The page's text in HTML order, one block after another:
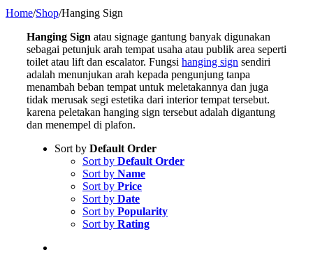
Home/Shop/Hanging Sign
Hanging Sign atau signage gantung banyak digunakan
sebagai petunjuk arah tempat usaha atau publik area seperti
toilet atau lift dan escalator. Fungsi hanging sign sendiri
adalah menunjukan arah kepada pengunjung tanpa
menambah beban tempat untuk meletakannya dan juga
tidak merusak segi estetika dari interior tempat tersebut.
karena peletakan hanging sign tersebut adalah digantung
dan menempel di plafon.
Sort by Default Order
Sort by Default Order
Sort by Name
Sort by Price
Sort by Date
Sort by Popularity
Sort by Rating